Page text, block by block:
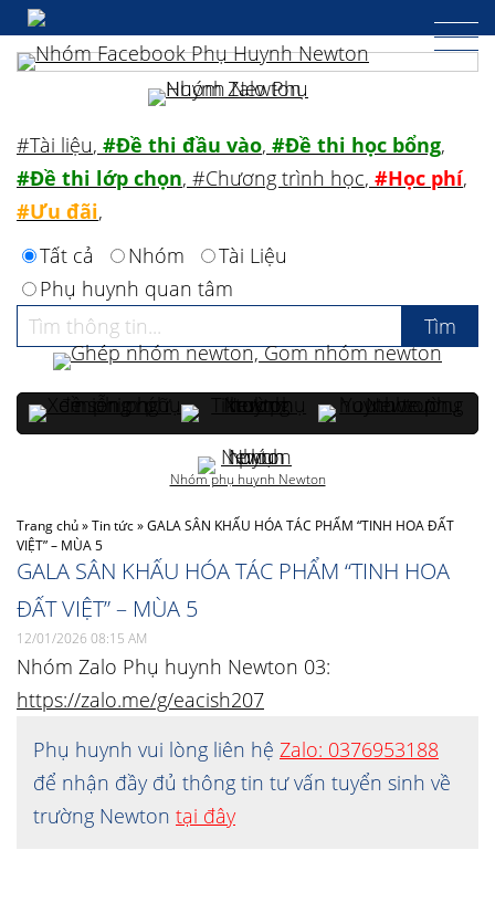
Trang chủ»Tin tức»GALA SÂN KHẤU HÓA TÁC PHẨM “TINH HOA ĐẤT
VIỆT” – MÙA 5
GALA SÂN KHẤU HÓA TÁC PHẨM “TINH HOA
ĐẤT VIỆT” – MÙA 5
12/01/2026 08:15 AM
Nhóm Zalo Phụ huynh Newton 03:
https://zalo.me/g/eacish207
Phụ huynh vui lòng liên hệ Zalo: 0376953188
để nhận đầy đủ thông tin tư vấn tuyển sinh về
trường Newton tại đây
#Tài liệu, #Đề thi đầu vào, #Đề thi học bổng,
#Đề thi lớp chọn, #Chương trình học, #Học phí,
#Ưu đãi,
Tất cả
Nhóm
Tài Liệu
Phụ huynh quan tâm
Nhóm phụ huynh Newton